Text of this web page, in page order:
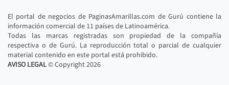
El portal de negocios de PaginasAmarillas.com de Gurú contiene la
información comercial de 11 países de Latinoamérica.
Todas las marcas registradas son propiedad de la compañía
respectiva o de Gurú. La reproducción total o parcial de cualquier
material contenido en este portal está prohibido.
AVISO LEGAL© Copyright2026